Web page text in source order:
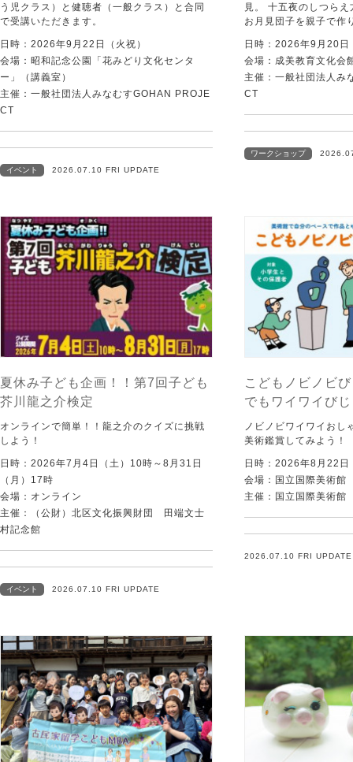
う児クラス）と健聴者（一般クラス）と合同
で受講いただきます。
日時：2026年9月22日（火祝）
会場：昭和記念公園「花みどり文化センタ
ー」（講義室）
主催：一般社団法人みなむすGOHAN PROJE
CT
イベント 2026.07.10 FRI UPDATE
見。 十五夜のしつら
お月見団子を親子で作
日時：2026年9月20日
会場：成美教育文化会
主催：一般社団法人み
CT
ワークショップ
夏休み子ども企画！！第7回子ども
芥川龍之介検定
オンラインで簡単！！龍之介のクイズに挑戦
しよう！
日時：2026年7月4日（土）10時～8月31日
（月）17時
会場：オンライン
主催：（公財）北区文化振興財団 田端文士
村記念館
イベント 2026.07.10 FRI UPDATE
こどもノビノビ
でもワイワイび
ノビノビワイワイおし
美術鑑賞してみよう！
日時：2026年8月22日
会場：国立国際美術
主催：国立国際美術館
2026.07.10 FRI UPDATE